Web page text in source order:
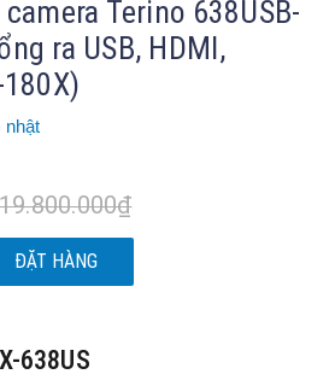
Terino 638USB-
ra USB, HDMI,
19.800.000₫
ĐẶT HÀNG
638US